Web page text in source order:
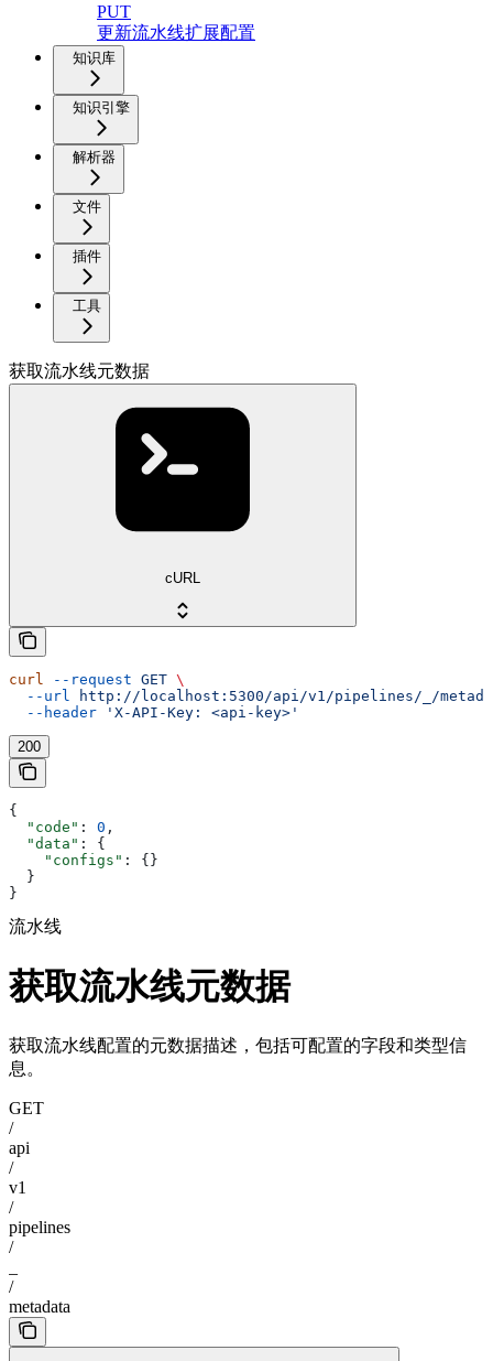
PUT
更新流水线扩展配置
知识库
知识引擎
解析器
文件
插件
工具
获取流水线元数据
cURL
curl --request GET \
  --url
http://localhost:5300/api/v1/pipelines/_/
  --header
'X-API-Key: <api-key>'
200
{
  "code"
: 0 ,
  "data"
: {
    "configs"
: {}
  }
}
流水线
获取流水线元数据
获取流水线配置的元数据描述，包括可配置的字段和类型信
息。
GET
/
api
/
v1
/
pipelines
/
/
metadata